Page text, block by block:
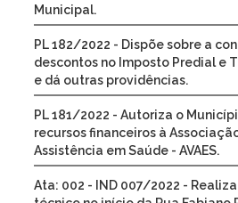
Municipal.
PL 182/2022 - Dispõe sobre a
descontos no Imposto Predial e
e dá outras providências.
PL 181/2022 - Autoriza o
recursos financeiros à
Assistência em Saúde - AVAES.
Ata: 002 - IND 007/2022 -